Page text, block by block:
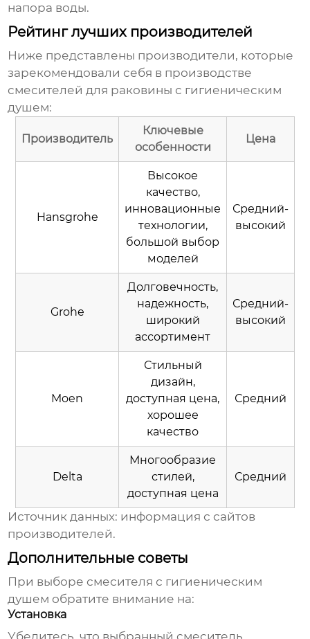
напора воды.
Рейтинг лучших производителей
Ниже представлены производители, которые
зарекомендовали себя в производстве
смесителей для раковины с гигиеническим
душем:
Производитель
Ключевые
особенности
Цена
Hansgrohe
Высокое
качество,
инновационные
технологии,
большой выбор
моделей
Средний-
высокий
Grohe
Долговечность,
надежность,
широкий
ассортимент
Средний-
высокий
Moen
Стильный
дизайн,
доступная цена,
хорошее
качество
Средний
Delta
Многообразие
стилей,
доступная цена
Средний
Источник данных: информация с сайтов
производителей.
Дополнительные советы
При выборе смесителя с гигиеническим
душем обратите внимание на:
Установка